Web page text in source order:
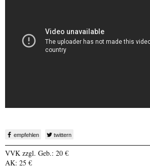
empfehlen twittern
VVK zzgl. Geb.: 20 €
AK: 25 €